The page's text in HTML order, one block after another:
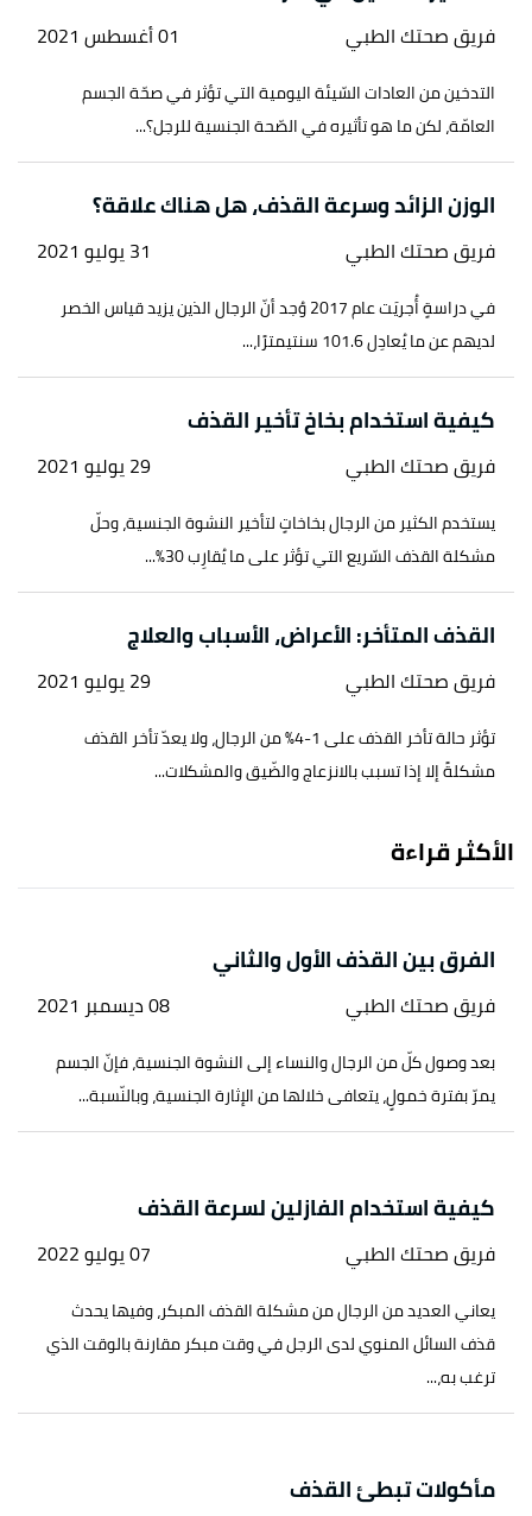
فريق صحتك الطبي 01 أغسطس 2021
التدخين من العادات السّيئة اليومية التي تؤثر في صحّة الجسم
العامّة، لكن ما هو تأثيره في الصّحة الجنسية للرجل؟...
الوزن الزائد وسرعة القذف، هل هناك علاقة؟
فريق صحتك الطبي 31 يوليو 2021
في دراسةٍ أُجريَت عام 2017 وُجد أنّ الرجال الذين يزيد قياس الخصر
لديهم عن ما يُعادِل 101.6 سنتيمترًا،...
كيفية استخدام بخاخ تأخير القذف
فريق صحتك الطبي 29 يوليو 2021
يستخدم الكثير من الرجال بخاخاتٍ لتأخير النشوة الجنسية، وحلّ
مشكلة القذف السّريع التي تؤثر على ما يُقارِب 30%...
القذف المتأخر: الأعراض، الأسباب والعلاج
فريق صحتك الطبي 29 يوليو 2021
تؤثر حالة تأخر القذف على 1-4% من الرجال، ولا يعدّ تأخر القذف
مشكلةً إلا إذا تسبب بالانزعاج والضّيق والمشكلات...
الأكثر قراءة
الفرق بين القذف الأول والثاني
فريق صحتك الطبي 08 ديسمبر 2021
بعد وصول كلّ من الرجال والنساء إلى النشوة الجنسية، فإنّ الجسم
يمرّ بفترة خمولٍ، يتعافى خلالها من الإثارة الجنسية، وبالنّسبة...
كيفية استخدام الفازلين لسرعة القذف
فريق صحتك الطبي 07 يوليو 2022
يعاني العديد من الرجال من مشكلة القذف المبكر، وفيها يحدث
قذف السائل المنوي لدى الرجل في وقت مبكر مقارنة بالوقت الذي
ترغب به،...
مأكولات تبطئ القذف